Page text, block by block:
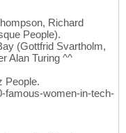
Richard
People).
(Gottfrid Svartholm,
Alan Turing ^^
People.
famous-women-in-tech-